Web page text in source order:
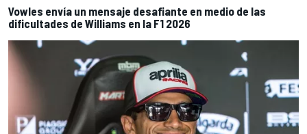
Vowles envía un mensaje desafiante en medio de las
dificultades de Williams en la F1 2026